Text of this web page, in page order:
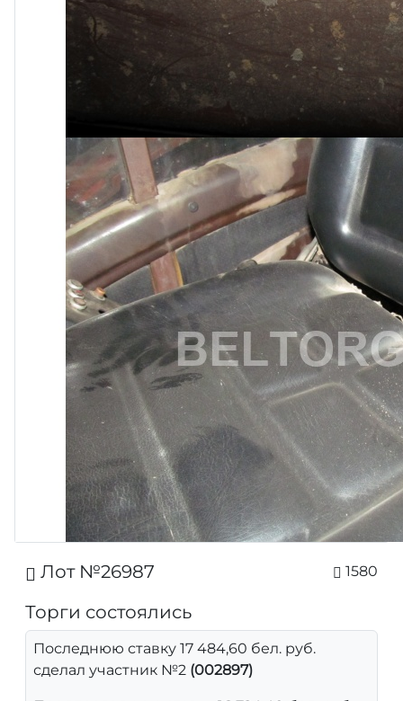
Лот №26987 1580
Торги состоялись
Последнюю ставку 17 484,60 бел. руб.
сделал участник №2 (002897)